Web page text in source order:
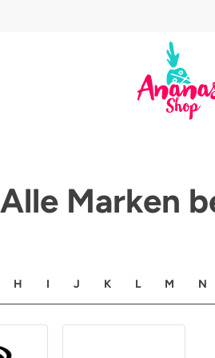
Alle Marken
H I J K L M N